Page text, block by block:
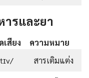
รและยา
เสียง
ความหมาย
สารเติมแต่ง